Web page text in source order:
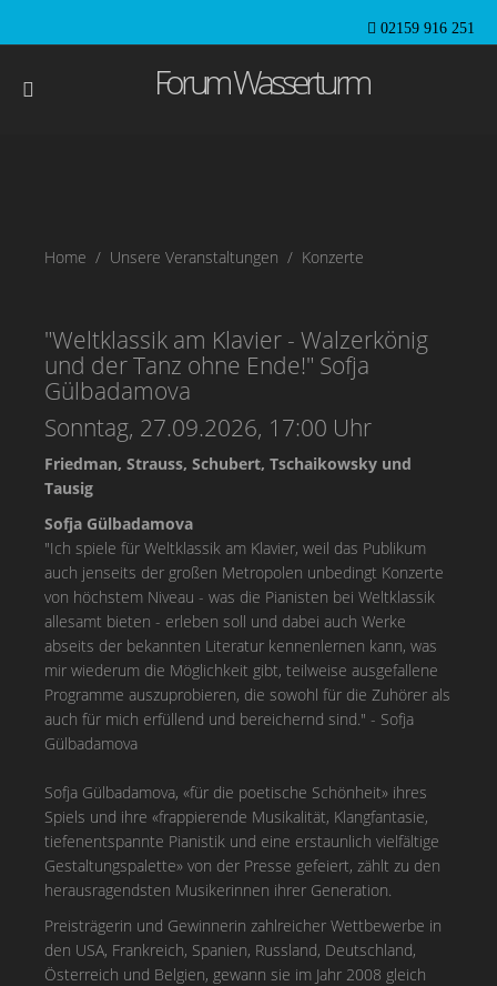
02159 916 251
Forum Wasserturm
Home Unsere Veranstaltungen Konzerte
"Weltklassik am Klavier - Walzerkönig
und der Tanz ohne Ende!" Sofja
Gülbadamova
Sonntag, 27.09.2026, 17:00 Uhr
Friedman, Strauss, Schubert, Tschaikowsky und
Tausig
Sofja Gülbadamova
"Ich spiele für Weltklassik am Klavier, weil das Publikum
auch jenseits der großen Metropolen unbedingt Konzerte
von höchstem Niveau - was die Pianisten bei Weltklassik
allesamt bieten - erleben soll und dabei auch Werke
abseits der bekannten Literatur kennenlernen kann, was
mir wiederum die Möglichkeit gibt, teilweise ausgefallene
Programme auszuprobieren, die sowohl für die Zuhörer als
auch für mich erfüllend und bereichernd sind." - Sofja
Gülbadamova
Sofja Gülbadamova, «für die poetische Schönheit» ihres
Spiels und ihre «frappierende Musikalität, Klangfantasie,
tiefenentspannte Pianistik und eine erstaunlich vielfältige
Gestaltungspalette» von der Presse gefeiert, zählt zu den
herausragendsten Musikerinnen ihrer Generation.
Preisträgerin und Gewinnerin zahlreicher Wettbewerbe in
den USA, Frankreich, Spanien, Russland, Deutschland,
Österreich und Belgien, gewann sie im Jahr 2008 gleich